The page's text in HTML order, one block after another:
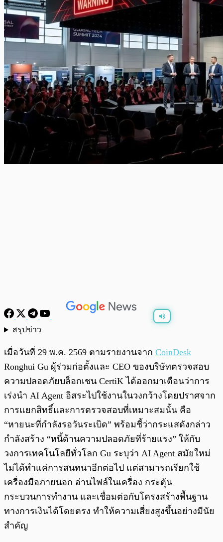
สรุปข่าว
เมื่อวันที่ 29 พ.ค. 2569 ตามรายงานจาก CoinDesk
Ronghui Gu ผู้ร่วมก่อตั้งและ CEO ของบริษัทตรวจสอบ
ความปลอดภัยบล็อกเชน CertiK ได้ออกมาเตือนว่าการ
เร่งนำ AI Agent อิสระไปใช้งานในวงกว้างโดยปราศจาก
การแยกสิทธิ์และการตรวจสอบที่เหมาะสมนั้น คือ
“หายนะที่กำลังรอวันระเบิด” พร้อมชี้ว่ากระแสดังกล่าว
กำลังสร้าง “หนี้ด้านความปลอดภัยที่ร้ายแรง” ให้กับ
วงการเทคโนโลยีทั่วโลก Gu ระบุว่า AI Agent สมัยใหม่
ไม่ได้ทำแค่การสนทนาอีกต่อไป แต่สามารถเรียกใช้
เครื่องมือภายนอก อ่านไฟล์ในเครื่อง กระตุ้น
กระบวนการทำงาน และเชื่อมต่อกับโครงสร้างพื้นฐาน
ทางการเงินได้โดยตรง ทำให้ความเสี่ยงสูงขึ้นอย่างมีนัย
สำคัญ